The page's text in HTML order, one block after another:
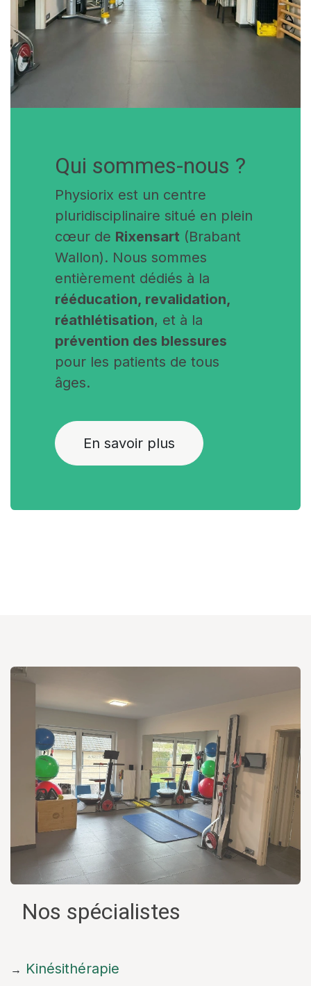
Qui sommes-nous ?
Physiorix est un centre
pluridisciplinaire situé en plein
cœur de Rixensart (Brabant
Wallon). Nous sommes
entièrement dédiés à la
rééducation, revalidation,
réathlétisation, et à la
prévention des blessures
pour les patients de tous
âges.
En savoir plus
Nos spécialistes
→ Kinésithérapie